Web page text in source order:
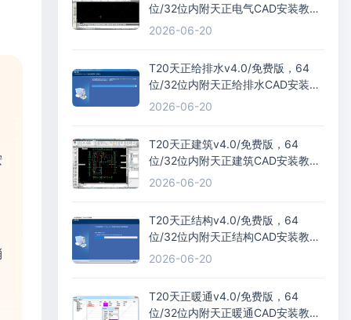
位/32位内附天正电气CAD安装教程
+过期补丁+激活码
2026-06-20
T20天正给排水v4.0/免费版，64
位/32位内附天正给排水CAD安装教
程+过期补丁+激活码
2026-06-20
T20天正建筑v4.0/免费版，64
位/32位内附天正建筑CAD安装教程
+过期补丁+激活码
2026-06-20
T20天正结构v4.0/免费版，64
位/32位内附天正结构CAD安装教程
+过期补丁+激活码
2026-06-20
T20天正暖通v4.0/免费版，64
位/32位内附天正暖通CAD安装教程